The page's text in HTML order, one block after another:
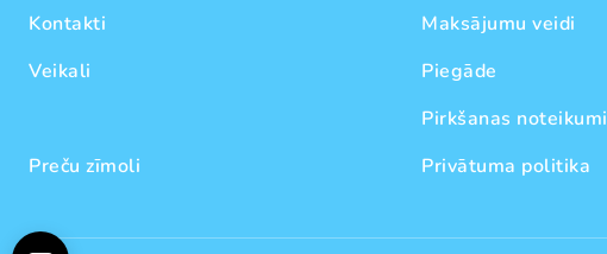
Kontakti
Veikali
Preču zīmoli
Maksājumu veidi
Piegāde
Pirkšanas noteikumi
Privātuma politika